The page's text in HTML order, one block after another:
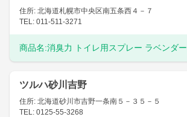
住所: 北海道札幌市中央区南五条西４－７
TEL: 011-511-3271
商品名:消臭力 トイレ用スプレー ラベンダー
ツルハ砂川吉野
住所: 北海道砂川市吉野一条南５－３５－５
TEL: 0125-55-3268